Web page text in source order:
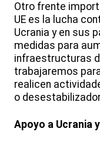
Otro frente
UE es la lucha
Ucrania y en sus
medidas para
infraestructuras
trabajaremos
realicen
o
Apoyo a Ucrania